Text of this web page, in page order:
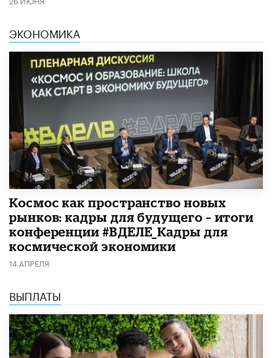
ЭКОНОМИКА
Космос как пространство новых
рынков: кадры для будущего – итоги
конференции #ВДЕЛЕ_Кадры для
космической экономики
14 АПРЕЛЯ
ВЫПЛАТЫ